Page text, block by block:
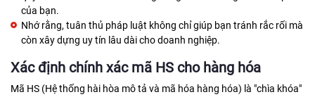
của bạn.
Nhớ rằng, tuân thủ pháp luật không chỉ giúp bạn tránh rắc rối mà
còn xây dựng uy tín lâu dài cho doanh nghiệp.
Xác định chính xác mã HS cho hàng hóa
Mã HS (Hệ thống hài hòa mô tả và mã hóa hàng hóa) là "chìa khóa"